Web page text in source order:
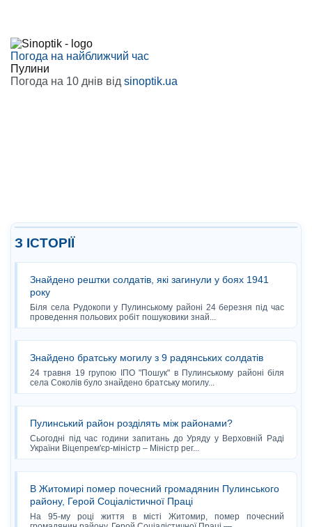
Погода на найближчий час
Пулини
Погода на 10 днів від sinoptik.ua
З ІСТОРІЇ
Знайдено рештки солдатів, які загинули у боях 1941
року
Біля села Рудокопи у Пулинському районі 24 березня під час
проведення польових робіт пошуковики знай...
Знайдено братську могилу з 9 радянських солдатів
24 травня 19 групою ІПО "Пошук" в Пулинському районі біля
села Соколів було знайдено братську могилу...
Пулинський район розділять між районами?
Сьогодні під час години запитань до Уряду у Верховній Раді
України Віцепрем'єр-міністр – Міністр рег...
В Житомирі помер почесний громадянин Пулинського
району, Герой Соціалістичної Праці
На 95-му році життя в місті Житомир, помер почесний